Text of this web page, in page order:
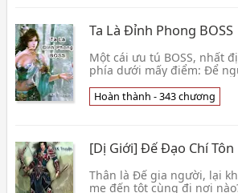
Viên
Ta Là Đỉnh Phong BOSS
Một cái ưu tú BOSS, nhất
phía dưới mấy điểm: Để
người chơi chơi đến thoải
rằng, một cái ưu tú
Hoàn thành - 343 chương
[Dị Giới] Đế Đạo Chí Tôn
Thân là Đế gia người, lại
mẹ đến tột cùng đi nơi